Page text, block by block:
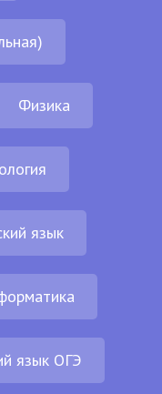
Физика
язык
язык ОГЭ